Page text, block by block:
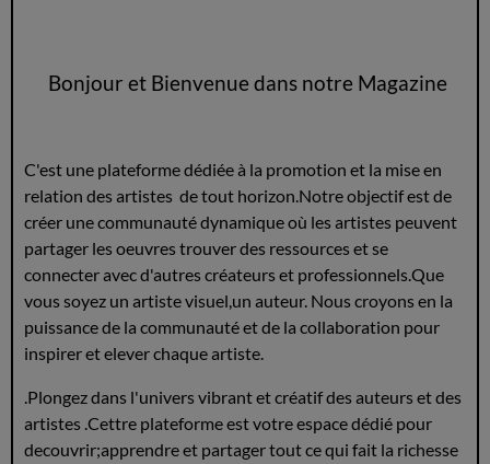
Bonjour et Bienvenue dans notre Magazine
C'est une plateforme dédiée à la promotion et la mise en
relation des artistes de tout horizon.Notre objectif est de
créer une communauté dynamique où les artistes peuvent
partager les oeuvres trouver des ressources et se
connecter avec d'autres créateurs et professionnels.Que
vous soyez un artiste visuel,un auteur. Nous croyons en la
puissance de la communauté et de la collaboration pour
inspirer et elever chaque artiste.
.Plongez dans l'univers vibrant et créatif des auteurs et des
artistes .Cettre plateforme est votre espace dédié pour
decouvrir;apprendre et partager tout ce qui fait la richesse